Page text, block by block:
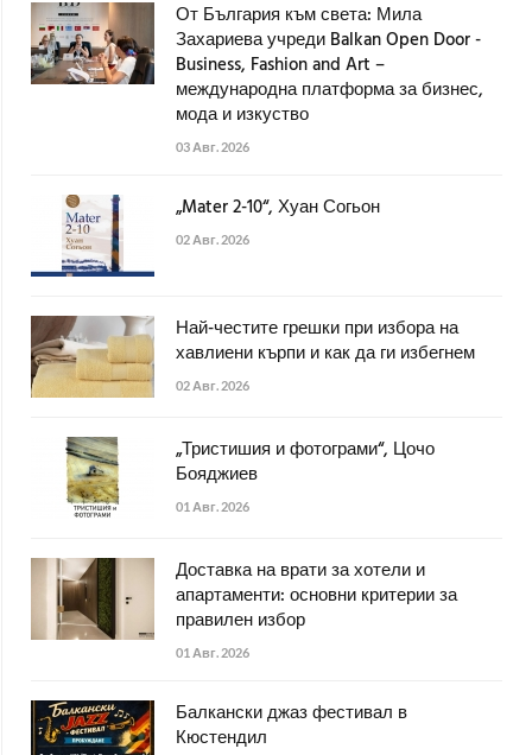
От България към света: Мила
Захариева учреди Balkan Open Door -
Business, Fashion and Art –
международна платформа за бизнес,
мода и изкуство
03 Авг. 2026
„Mater 2-10“, Хуан Согьон
02 Авг. 2026
Най-честите грешки при избора на
хавлиени кърпи и как да ги избегнем
02 Авг. 2026
„Тристишия и фотограми“, Цочо
Бояджиев
01 Авг. 2026
Доставка на врати за хотели и
апартаменти: основни критерии за
правилен избор
01 Авг. 2026
Балкански джаз фестивал в
Кюстендил